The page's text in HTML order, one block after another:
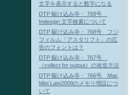
文字を表示すると数字になる
DTP 駆け込み寺・ 769号
Indesign 文字検索について
DTP 駆け込み寺・ 768号 フジ
フィルム「アスタリフト」の広
告のフォントは？
DTP 駆け込み寺・ 767号
（collect for output）の改造方法
DTP 駆け込み寺・ 766号 Mac
Mini Late2009のメモリ増設につ
いて